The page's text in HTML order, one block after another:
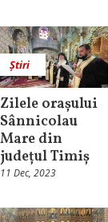
Știri
Zilele orașului
Sânnicolau
Mare din
județul Timiș
11 Dec, 2023